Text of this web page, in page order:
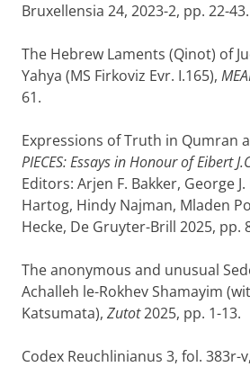
Bruxellensia 24, 2023-2, pp. 22-43.
The Hebrew Laments (Qinot) of
Yahya (MS Firkoviz Evr. I.165),
61.
Expressions of Truth in Qumran
PIECES: Essays in Honour of Eibert
Editors: Arjen F. Bakker, George
Hartog, Hindy Najman, Mladen
Hecke, De Gruyter-Brill 2025, pp.
The anonymous and unusual
Achalleh le-Rokhev Shamayim
Katsumata), Zutot2025, pp. 1-13.
Codex Reuchlinianus 3, fol. 383r-v,